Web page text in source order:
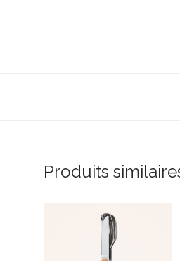
Produits